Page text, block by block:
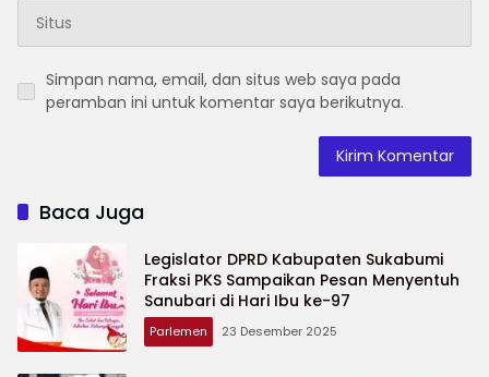
Simpan nama, email, dan situs web saya pada
peramban ini untuk komentar saya berikutnya.
Baca Juga
Legislator DPRD Kabupaten Sukabumi
Fraksi PKS Sampaikan Pesan Menyentuh
Sanubari di Hari Ibu ke-97
Parlemen 23 Desember 2025